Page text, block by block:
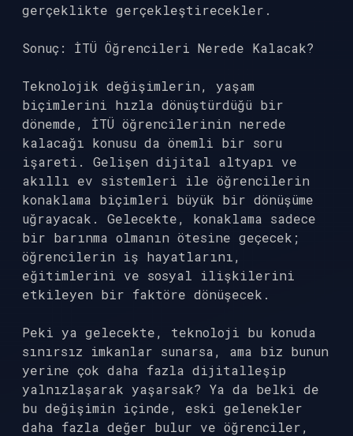
gerçeklikte gerçekleştirecekler.
Sonuç: İTÜ Öğrencileri Nerede Kalacak?
Teknolojik değişimlerin, yaşam
biçimlerini hızla dönüştürdüğü bir
dönemde, İTÜ öğrencilerinin nerede
kalacağı konusu da önemli bir soru
işareti. Gelişen dijital altyapı ve
akıllı ev sistemleri ile öğrencilerin
konaklama biçimleri büyük bir dönüşüme
uğrayacak. Gelecekte, konaklama sadece
bir barınma olmanın ötesine geçecek;
öğrencilerin iş hayatlarını,
eğitimlerini ve sosyal ilişkilerini
etkileyen bir faktöre dönüşecek.
Peki ya gelecekte, teknoloji bu konuda
sınırsız imkanlar sunarsa, ama biz bunun
yerine çok daha fazla dijitalleşip
yalnızlaşarak yaşarsak? Ya da belki de
bu değişimin içinde, eski gelenekler
daha fazla değer bulur ve öğrenciler,